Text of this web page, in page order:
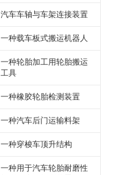
汽车车轴与车架连接装置
一种载车板式搬运机器人
一种轮胎加工用轮胎搬运
工具
一种橡胶轮胎检测装置
一种汽车后门运输料架
一种穿梭车顶升结构
一种用于汽车轮胎耐磨性